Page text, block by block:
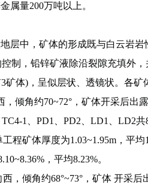
属量200万吨以上。
层中，矿体的形成既与白云岩
制，铅锌矿液除沿裂隙充填外
矿体)，呈似层状、透镜状。各矿
倾角约70~72°，矿体开采后出
1、PD1、PD2、LD1、LD2
程矿体厚度为1.03~1.95m，平
，平均8.23%。
，倾角约68°~73°，矿体 开采